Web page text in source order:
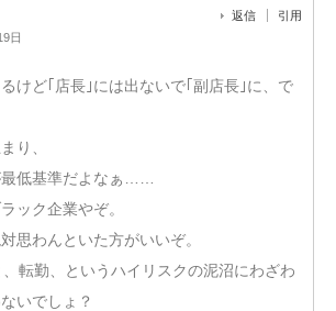
日
返信 引用
けど｢店長｣には出ないで｢副店長｣に、で
り、
低基準だよなぁ……
ック企業やぞ。
思わんといた方がいいぞ。
転勤、というハイリスクの泥沼にわざわ
いでしょ？